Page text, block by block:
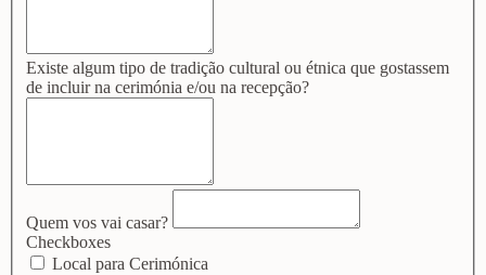
Existe algum tipo de tradição cultural ou étnica que gostassem
de incluir na cerimónia e/ou na recepção?
Quem vos vai casar?
Checkboxes
Local para Cerimónica